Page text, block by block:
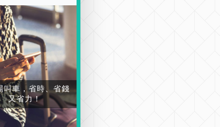
叫車，省時、省錢
又省力！